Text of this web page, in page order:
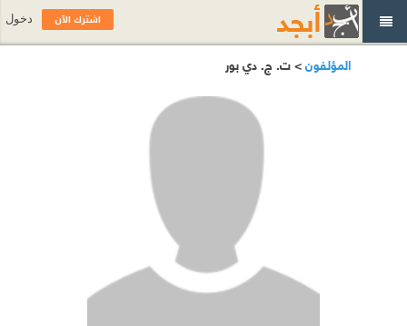
المؤلفون> ت. ج. دي بور
اشترك الآن دخول